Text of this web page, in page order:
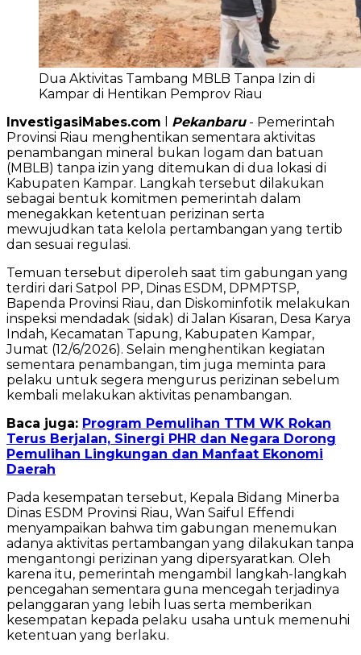
Dua Aktivitas Tambang MBLB Tanpa Izin di
Kampar di Hentikan Pemprov Riau
InvestigasiMabes.com
Pekanbaru- Pemerintah
Provinsi Riau menghentikan sementara aktivitas
penambangan mineral bukan logam dan batuan
(MBLB) tanpa izin yang ditemukan di dua lokasi di
Kabupaten Kampar. Langkah tersebut dilakukan
sebagai bentuk komitmen pemerintah dalam
menegakkan ketentuan perizinan serta
mewujudkan tata kelola pertambangan yang tertib
dan sesuai regulasi.
Temuan tersebut diperoleh saat tim gabungan yang
terdiri dari Satpol PP, Dinas ESDM, DPMPTSP,
Bapenda Provinsi Riau, dan Diskominfotik melakukan
inspeksi mendadak (sidak) di Jalan Kisaran, Desa Karya
Indah, Kecamatan Tapung, Kabupaten Kampar,
Jumat (12/6/2026). Selain menghentikan kegiatan
sementara penambangan, tim juga meminta para
pelaku untuk segera mengurus perizinan sebelum
kembali melakukan aktivitas penambangan.
Baca juga: Program Pemulihan TTM WK Rokan
Terus Berjalan, Sinergi PHR dan Negara Dorong
Pemulihan Lingkungan dan Manfaat Ekonomi
Daerah
Pada kesempatan tersebut, Kepala Bidang Minerba
Dinas ESDM Provinsi Riau, Wan Saiful Effendi
menyampaikan bahwa tim gabungan menemukan
adanya aktivitas pertambangan yang dilakukan tanpa
mengantongi perizinan yang dipersyaratkan. Oleh
karena itu, pemerintah mengambil langkah-langkah
pencegahan sementara guna mencegah terjadinya
pelanggaran yang lebih luas serta memberikan
kesempatan kepada pelaku usaha untuk memenuhi
ketentuan yang berlaku.